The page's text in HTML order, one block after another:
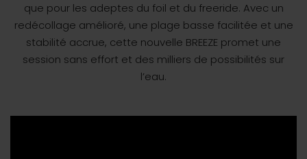
que pour les adeptes du foil et du freeride. Avec un
redécollage amélioré, une plage basse facilitée et une
stabilité accrue, cette nouvelle BREEZE promet une
session sans effort et des milliers de possibilités sur
l’eau.